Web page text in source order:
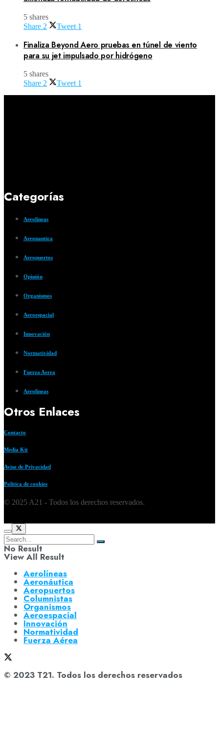
5 shares
Share 2 Tweet 1
Finaliza Beyond Aero pruebas en túnel de viento
para su jet impulsado por hidrógeno
5 shares
Share 2 Tweet 1
Categorías
Aerolíneas
Aeronautica
Aeropuertos
Opinión
Organismos
Aeroespacial
Innovación
Normatividad
Fuerza Aerea
Aerolíneas
Otros Enlaces
Contacto
Media Kit
Aviso de Privacidad
Política de cookies
© 2025 A21 - Todos los derechos reservados.
No Result
View All Result
Aerolíneas
Aeronáutica
Aeropuertos
Columnistas
Organismos
Aeroespacial
Innovación
Normatividad
Fuerza Aérea
© 2023 T21. Todos los derechos reservados